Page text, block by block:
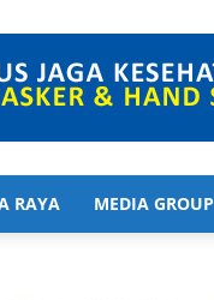
RAYA MEDIA GROUP